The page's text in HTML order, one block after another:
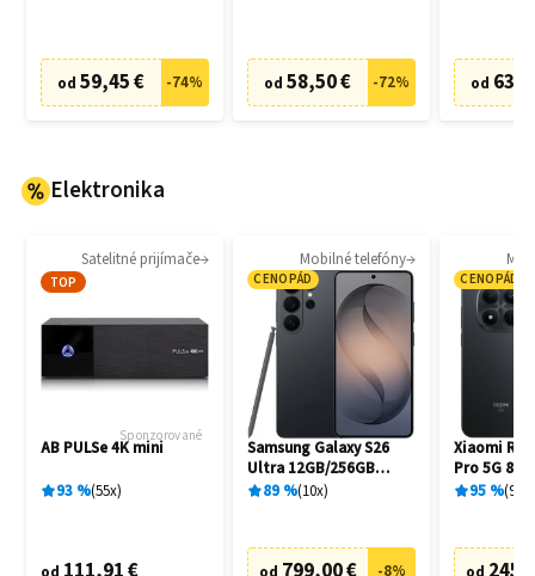
od 59,45 € -74% od 58,50 € -72% od
Elektronika
Satelitné prijímače
TOP
Sponzorované
AB PULSe 4K mini
93% 55x
Mobilné telefóny
CENOPÁD
Samsung Galaxy S26
Ultra 12GB/256GB
S948B Black
89% 10x
-8%
CENOPÁD
Xiaomi
Pro 5G
Black
95% 94